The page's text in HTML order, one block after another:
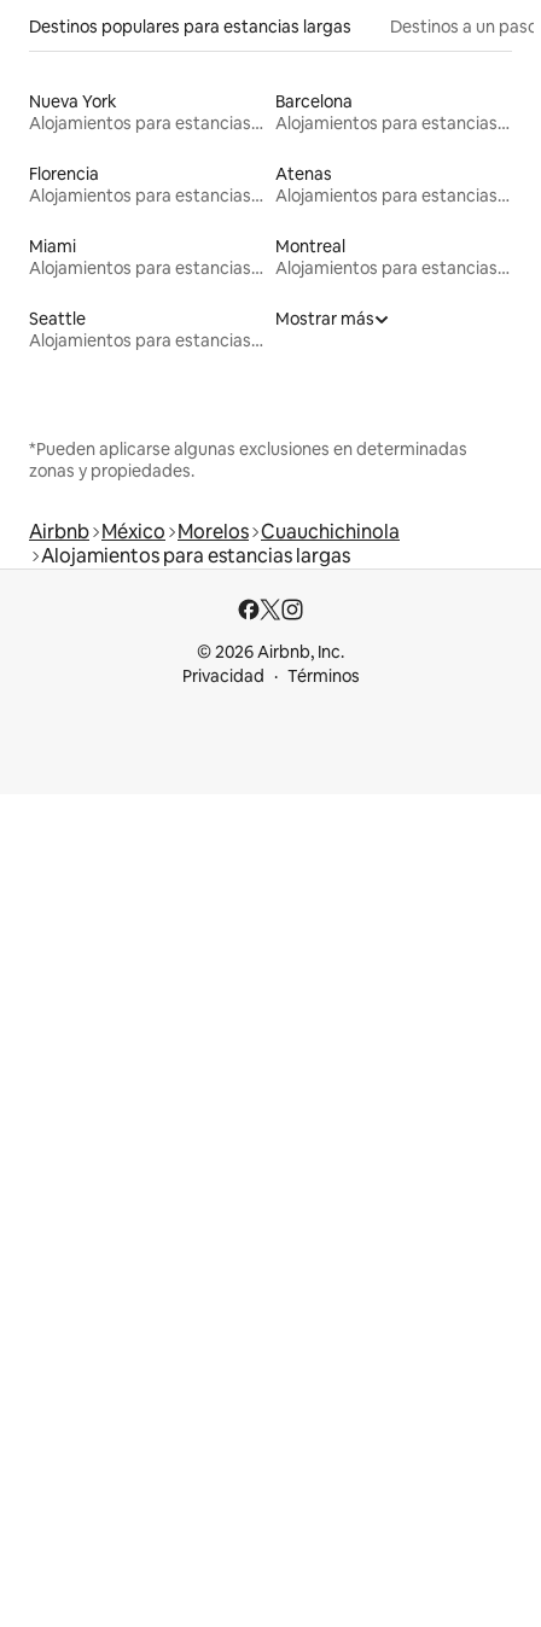
Destinos populares para estancias largas Destinos a un
Nueva York
Alojamientos para estancias largas
Barcelona
Alojamientos para estancias largas
Florencia
Alojamientos para estancias largas
Atenas
Alojamientos para estancias largas
Miami
Alojamientos para estancias largas
Montreal
Alojamientos para estancias largas
Seattle
Alojamientos para estancias largas
Mostrar más
*Pueden aplicarse algunas exclusiones en determinadas
zonas y propiedades.
Airbnb México Morelos Cuauchichinola
Alojamientos para estancias largas
© 2026 Airbnb, Inc.
Privacidad
Términos